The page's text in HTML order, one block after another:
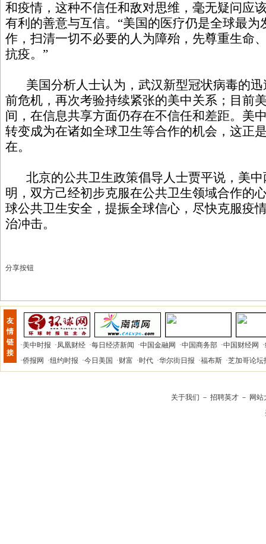
和疫情，这种不信任和敌对思维，毫无疑问应
有利的善意与互信。“美国的医疗仍是全球最
作，扫清一切不必要的人为障殆，先尊重生命
抗疫。”
美国分析人士认为，武汉新型冠状病毒的
前危机，再次考验持续紧张的美中关系；目前
间，在信息共享方面仍存在不信任和差距。美
转变成为在诸如全球卫生等合作的机会，这正
在。
北京的公共卫生政策倡导人士贾平说，美
明，双方己经初步克服在公共卫生领域合作的
球公共卫生安全，提振全球信心，尽快克服疫
治冲击。
分享按钮
友
情
链
接
·美中时报 ·凤凰财经 ·每日经济新闻 ·中国金融网 ·中国商务部 ·中国财经网 ·
·侨报网 ·纽约时报 ·今日美国 ·财富 ·时代 ·华尔街日报 ·福布斯 ·芝加哥论坛
关于我们 － 招聘英才 － 网站